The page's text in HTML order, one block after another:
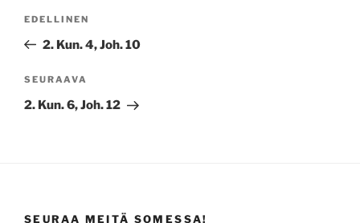
Edellinen
artikkeli
EDELLINEN
2. Kun. 4, Joh. 10
Seuraava
artikkeli
SEURAAVA
2. Kun. 6, Joh. 12
SEURAA MEITÄ SOMESSA!